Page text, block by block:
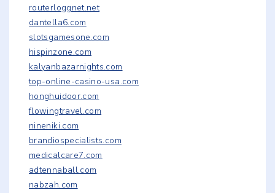
routerloggnet.net
dantella6.com
slotsgamesone.com
hispinzone.com
kalyanbazarnights.com
top-online-casino-usa.com
honghuidoor.com
flowingtravel.com
nineniki.com
brandiospecialists.com
medicalcare7.com
adtennaball.com
nabzah.com